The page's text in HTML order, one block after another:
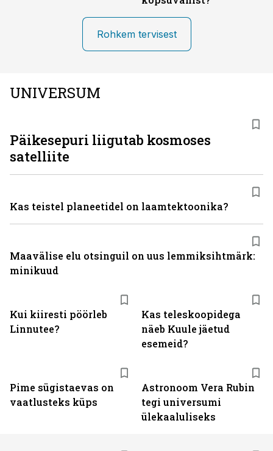
Rohkem tervisest
UNIVERSUM
Kui kiiresti pöörleb
Linnutee?
Kas teleskoopidega
näeb Kuule jäetud
esemeid?
Pime sügistaevas on
vaatlusteks küps
Astronoom Vera Rubin
tegi universumi
ülekaaluliseks
Päikesepuri liigutab kosmoses
satelliite
Kas teistel planeetidel on laamtektoonika?
Maavälise elu otsinguil on uus lemmiksihtmärk:
minikuud